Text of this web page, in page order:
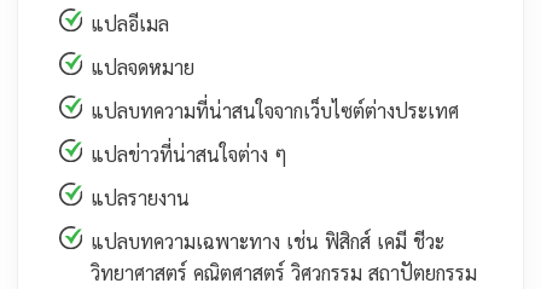
แปลอีเมล
แปลจดหมาย
แปลบทความที่น่าสนใจจากเว็บไซต์ต่างประเทศ
แปลข่าวที่น่าสนใจต่าง ๆ
แปลรายงาน
แปลบทความเฉพาะทาง เช่น ฟิสิกส์ เคมี ชีวะ
วิทยาศาสตร์ คณิตศาสตร์ วิศวกรรม สถาปัตยกรรม